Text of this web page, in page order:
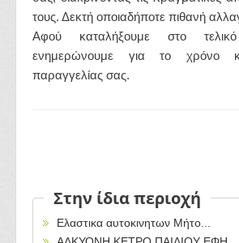
τους. Δεκτή οποιαδήποτε πιθανή
Αφού καταλήξουμε στο
ενημερώνουμε για το χρόνο
παραγγελίας σας.
Στην ίδια περιοχή
Ελαστικα αυτοκινητων Μήτο...